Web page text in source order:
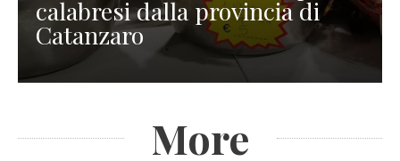
calabresi dalla provincia di
Catanzaro
More